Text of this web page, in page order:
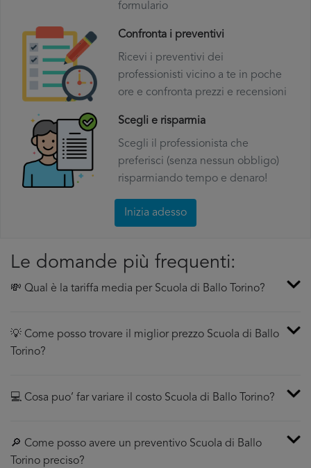
formulario
Confronta i preventivi
Ricevi i preventivi dei
professionisti vicino a te in poche
ore e confronta prezzi e recensioni
Scegli e risparmia
Scegli il professionista che
preferisci (senza nessun obbligo)
risparmiando tempo e denaro!
Inizia adesso
Le domande più frequenti:
💸 Qual è la tariffa media per Scuola di Ballo Torino?
💡 Come posso trovare il miglior prezzo Scuola di Ballo
Torino?
💻 Cosa puo’ far variare il costo Scuola di Ballo Torino?
🔎 Come posso avere un preventivo Scuola di Ballo
Torino preciso?